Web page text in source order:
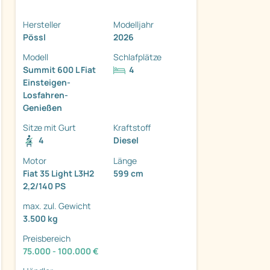
Hersteller
Pössl
Modelljahr
2026
Modell
Summit 600 L Fiat
Einsteigen-
Losfahren-
Genießen
Schlafplätze
4
Sitze mit Gurt
4
Kraftstoff
Diesel
Motor
Fiat 35 Light L3H2
2,2/140 PS
Länge
599 cm
max. zul. Gewicht
3.500 kg
Preisbereich
75.000 - 100.000 €